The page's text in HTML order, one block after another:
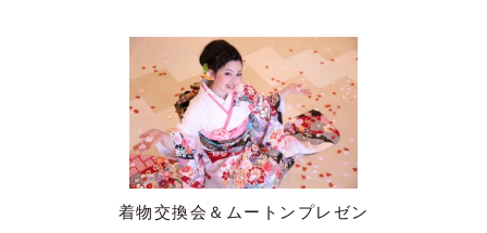
着物交換会＆ムートンプレゼン